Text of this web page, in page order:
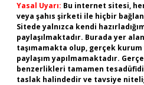
Yasal Uyarı: Bu internet sitesi,
veya şahıs şirketi ile hiçbir
Sitede yalnızca kendi
paylaşılmaktadır. Burada yer
taşımamakta olup, gerçek
paylaşım yapılmamaktadır.
benzerlikleri tamamen
taslak halindedir ve tavsiye